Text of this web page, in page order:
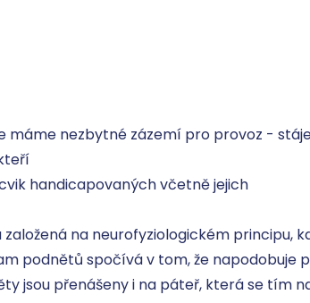
máme nezbytné zázemí pro provoz -
handicapovaných včetně jejich
na neurofyziologickém principu,
podnětů spočívá v tom, že napodobuje
jsou přenášeny i na páteř, která se tím